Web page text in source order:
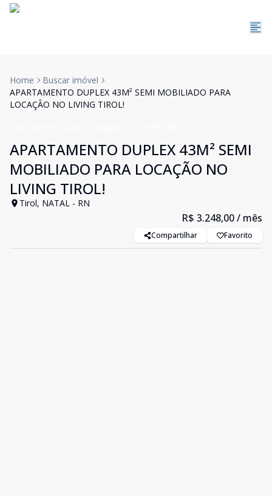
Home
Buscar imóvel
APARTAMENTO DUPLEX 43M² SEMI MOBILIADO PARA
LOCAÇÃO NO LIVING TIROL!
APARTAMENTO DUPLEX 43M² SEMI
MOBILIADO PARA LOCAÇÃO NO
LIVING TIROL!
Tirol, NATAL - RN
R$ 3.248,00/ mês
Compartilhar Favorito